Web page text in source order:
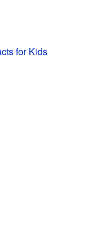
for Kids